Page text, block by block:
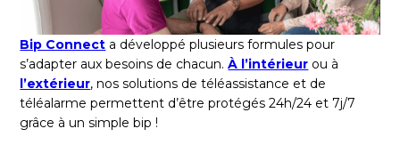
Bip Connect a développé plusieurs formules pour
s’adapter aux besoins de chacun.À l’intérieur ou à
l’extérieur, nos solutions de téléassistance et de
téléalarme permettent d’être protégés 24h/24 et 7j/7
grâce à un simple bip !